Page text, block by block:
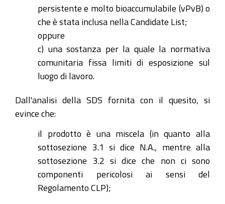
persistente e molto bioaccumulabile (vPvB) o
che è stata inclusa nella Candidate List;
oppure
c) una sostanza per la quale la normativa
comunitaria fissa limiti di esposizione sul
luogo di lavoro.
Dall'analisi della SDS fornita con il quesito, si
evince che:
il prodotto è una miscela (in quanto alla
sottosezione 3.1 si dice N.A., mentre alla
sottosezione 3.2 si dice che non ci sono
componenti pericolosi ai sensi del
Regolamento CLP);